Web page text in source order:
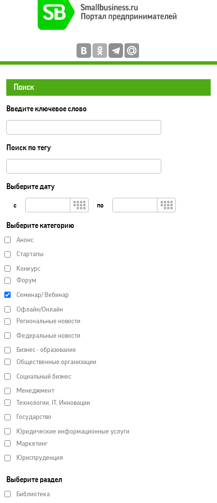
Поиск
Введите ключевое слово
Поиск по тегу
Выберите дату
с по
Выберите категорию
Анонс
Стартапы
Конкурс
Форум
Семинар/ Вебинар
Офлайн/Онлайн
Региональные новости
Федеральные новости
Бизнес - образование
Общественные организации
Социальный бизнес
Менеджмент
Технологии, IT, Инновации
Государство
Юридические информационные услуги
Маркетинг
Юриспруденция
Выберите раздел
Библиотека